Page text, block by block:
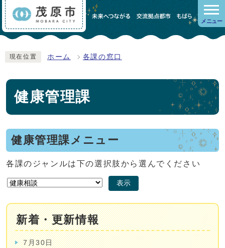
メニュー
現在位置 ホーム 各課の窓口
健康管理課
健康管理課メニュー
各課のジャンルは下の選択肢から選んでください
表示
新着・更新情報
7月30日